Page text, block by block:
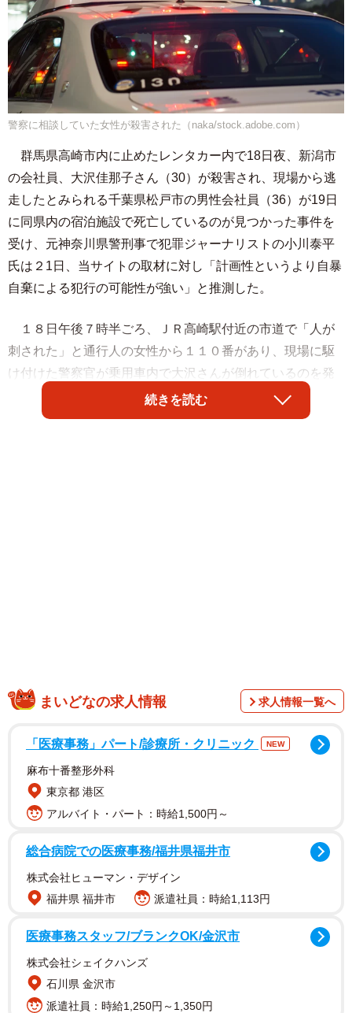
警察に相談していた女性が殺害された（naka/stock.adobe.com）
群馬県高崎市内に止めたレンタカー内で18日夜、新潟市
の会社員、大沢佳那子さん（30）が殺害され、現場から逃
走したとみられる千葉県松戸市の男性会社員（36）が19日
に同県内の宿泊施設で死亡しているのが見つかった事件を
受け、元神奈川県警刑事で犯罪ジャーナリストの小川泰平
氏は２1日、当サイトの取材に対し「計画性というより自暴
自棄による犯行の可能性が強い」と推測した。
１８日午後７時半ごろ、ＪＲ高崎駅付近の市道で「人が
刺された」と通行人の女性から１１０番があり、現場に駆
け付けた警察官が乗用車内で大沢さんが倒れているのを発
見。病院に搬送されたが、約１時間後に死亡が確認され
小川氏は「亡くなった女性は６月頃に４回、新潟東警察
署に相談に行っていました。内容は、男女間のトラブル
被害女性は事件化を望まなかったとのことです」と明かし
た。
さらに、同氏は「男の暴行に対して警察に相談に行って
続きを読む
まいどなの求人情報 求人情報一覧へ
「医療事務」パート/診療所・クリニック NEW
麻布十番整形外科
東京都 港区
アルバイト・パート：時給1,500円～
総合病院での医療事務/福井県福井市
株式会社ヒューマン・デザイン
福井県 福井市
派遣社員：時給1,113円
医療事務スタッフ/ブランクOK/金沢市
株式会社シェイクハンズ
石川県 金沢市
派遣社員：時給1,250円～1,350円